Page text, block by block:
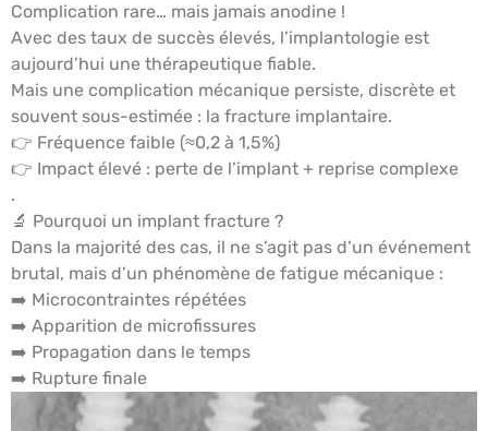
Complication rare… mais jamais anodine !
Avec des taux de succès élevés, l’implantologie est
aujourd’hui une thérapeutique fiable.
Mais une complication mécanique persiste, discrète et
souvent sous-estimée : la fracture implantaire.
👉 Fréquence faible (≈0,2 à 1,5%)
👉 Impact élevé : perte de l’implant + reprise complexe
.
🔬 Pourquoi un implant fracture ?
Dans la majorité des cas, il ne s’agit pas d’un événement
brutal, mais d’un phénomène de fatigue mécanique :
➡️ Microcontraintes répétées
➡️ Apparition de microfissures
➡️ Propagation dans le temps
➡️ Rupture finale